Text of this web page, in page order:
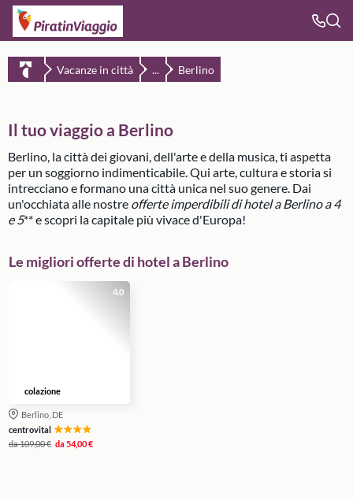
Vacanze in città ... Berlino
Il tuo viaggio a Berlino
Berlino, la città dei giovani, dell'arte e della musica, ti aspetta
per un soggiorno indimenticabile. Qui arte, cultura e storia si
intrecciano e formano una città unica nel suo genere. Dai
un'occhiata alle nostre offerte imperdibili di hotel a Berlino a 4
e 5** e scopri la capitale più vivace d'Europa!
Le migliori offerte di hotel a Berlino
4.0
colazione
Berlino, DE
centrovital
da109,00 € da54,00 €